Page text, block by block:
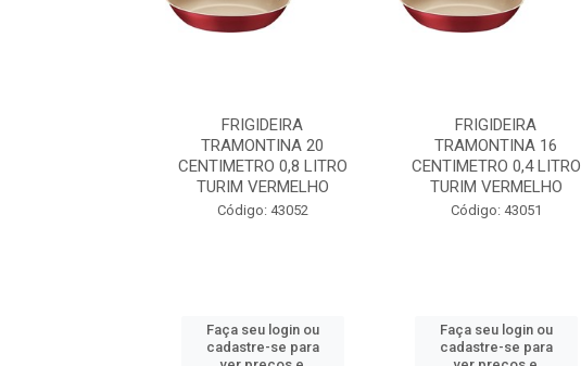
FRIGIDEIRA
TRAMONTINA 20
CENTIMETRO 0,8 LITRO
TURIM VERMELHO
Código: 43052
Faça seu login ou
cadastre-se para
FRIGIDEIRA
TRAMONTINA 16
CENTIMETRO 0,4 LITRO
TURIM VERMELHO
Código: 43051
Faça seu login ou
cadastre-se para